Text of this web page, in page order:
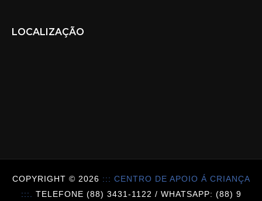
LOCALIZAÇÃO
COPYRIGHT © 2026 ::: CENTRO DE APOIO Á CRIANÇA
:::. TELEFONE (88) 3431-1122 / WHATSAPP: (88) 9